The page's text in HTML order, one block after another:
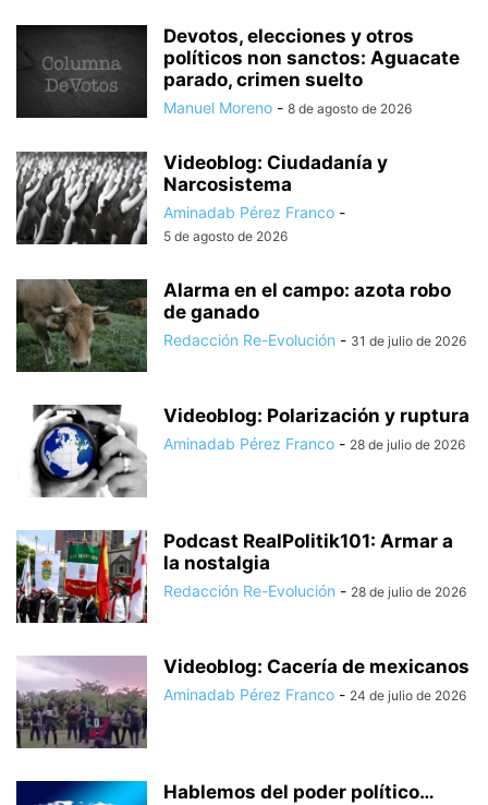
Devotos, elecciones y otros
políticos non sanctos: Aguacate
parado, crimen suelto
Manuel Moreno - 8 de agosto de 2026
Videoblog: Ciudadanía y
Narcosistema
Aminadab Pérez Franco -
5 de agosto de 2026
Alarma en el campo: azota robo
de ganado
Redacción Re-Evolución - 31 de julio de 2026
Videoblog: Polarización y ruptura
Aminadab Pérez Franco - 28 de julio de 2026
Podcast RealPolitik101: Armar a
la nostalgia
Redacción Re-Evolución - 28 de julio de 2026
Videoblog: Cacería de mexicanos
Aminadab Pérez Franco - 24 de julio de 2026
Hablemos del poder político…